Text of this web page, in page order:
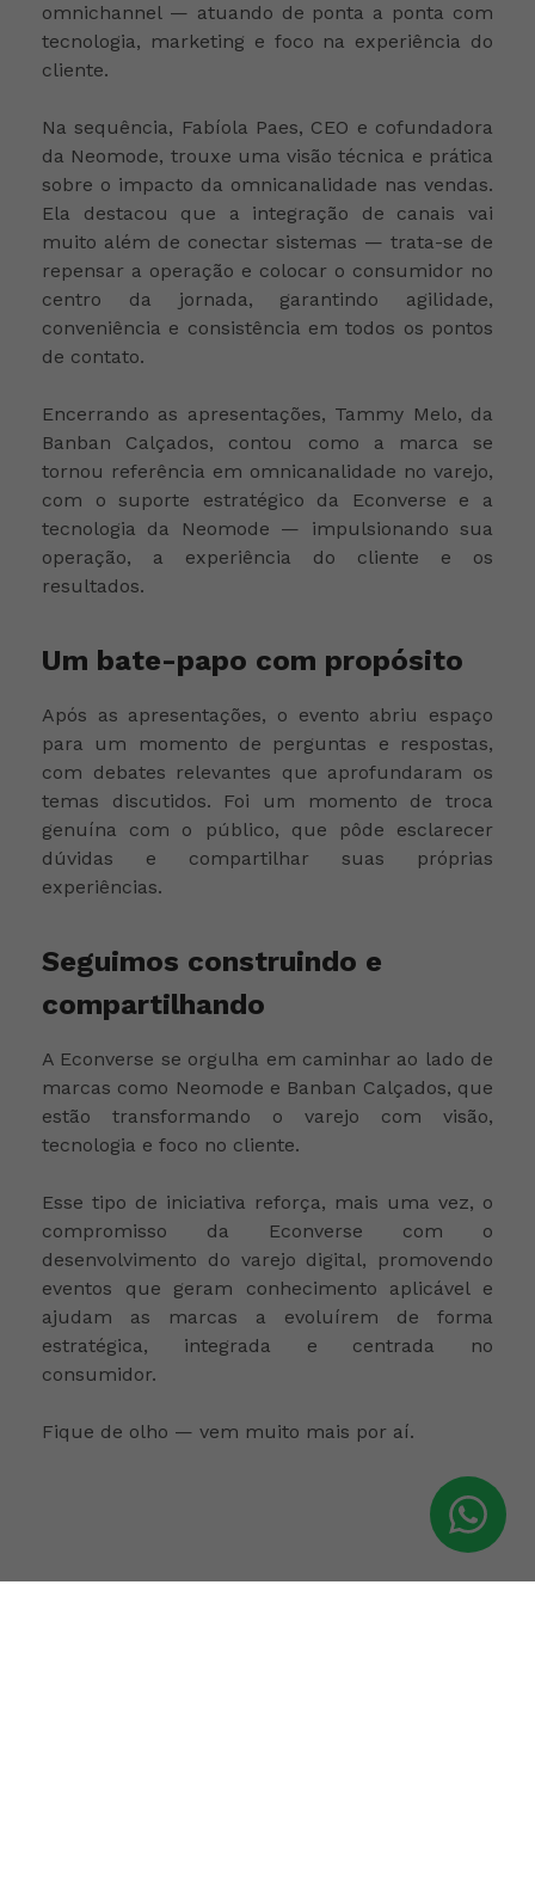
omnichannel — atuando de ponta a ponta com
tecnologia, marketing e foco na experiência do
cliente.
Na sequência, Fabíola Paes, CEO e cofundadora
da Neomode, trouxe uma visão técnica e prática
sobre o impacto da omnicanalidade nas vendas.
Ela destacou que a integração de canais vai
muito além de conectar sistemas — trata-se de
repensar a operação e colocar o consumidor no
centro da jornada, garantindo agilidade,
conveniência e consistência em todos os pontos
de contato.
Encerrando as apresentações, Tammy Melo, da
Banban Calçados, contou como a marca se
tornou referência em omnicanalidade no varejo,
com o suporte estratégico da Econverse e a
tecnologia da Neomode — impulsionando sua
operação, a experiência do cliente e os
resultados.
Um bate-papo com propósito
Após as apresentações, o evento abriu espaço
para um momento de perguntas e respostas,
com debates relevantes que aprofundaram os
temas discutidos. Foi um momento de troca
genuína com o público, que pôde esclarecer
dúvidas e compartilhar suas próprias
experiências.
Seguimos construindo e
compartilhando
A Econverse se orgulha em caminhar ao lado de
marcas como Neomode e Banban Calçados, que
estão transformando o varejo com visão,
tecnologia e foco no cliente.
Esse tipo de iniciativa reforça, mais uma vez, o
compromisso da Econverse com o
desenvolvimento do varejo digital, promovendo
eventos que geram conhecimento aplicável e
ajudam as marcas a evoluírem de forma
estratégica, integrada e centrada no
consumidor.
Fique de olho — vem muito mais por aí.